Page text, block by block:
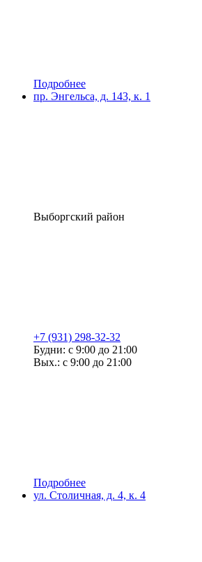
Подробнее
пр. Энгельса, д. 143, к. 1
Выборгский район
+7 (931) 298-32-32
Будни: с 9:00 до 21:00
Вых.: с 9:00 до 21:00
Подробнее
ул. Столичная, д. 4, к. 4